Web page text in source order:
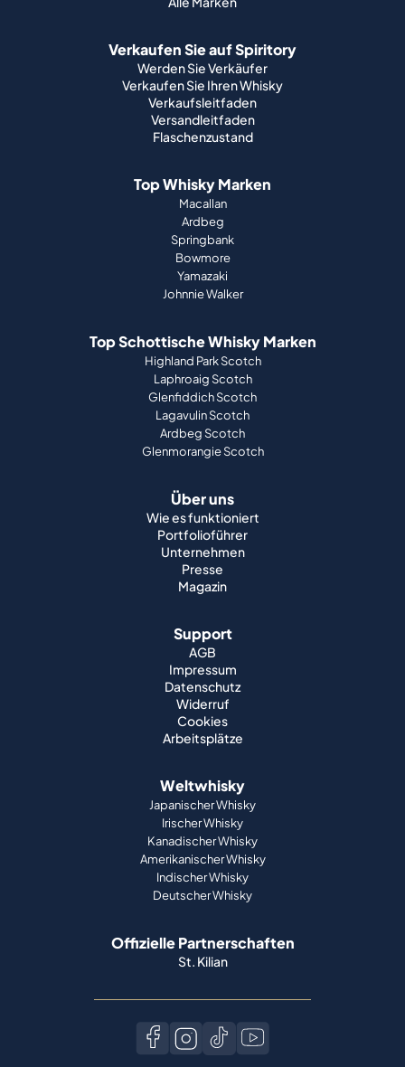
Verkaufen Sie auf Spiritory
Werden Sie Verkäufer
Verkaufen Sie Ihren Whisky
Verkaufsleitfaden
Versandleitfaden
Flaschenzustand
Top Whisky Marken
Macallan
Ardbeg
Springbank
Bowmore
Yamazaki
Johnnie Walker
Top Schottische Whisky Marken
Highland Park Scotch
Laphroaig Scotch
Glenfiddich Scotch
Lagavulin Scotch
Ardbeg Scotch
Glenmorangie Scotch
Über uns
Wie es funktioniert
Portfolioführer
Unternehmen
Presse
Magazin
Support
AGB
Impressum
Datenschutz
Widerruf
Cookies
Arbeitsplätze
Weltwhisky
Japanischer Whisky
Irischer Whisky
Kanadischer Whisky
Amerikanischer Whisky
Indischer Whisky
Deutscher Whisky
Offizielle Partnerschaften
St. Kilian